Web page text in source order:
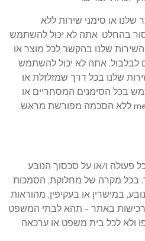
או סימני שירות ללא
בהחלט. אתה לא יכול להשתמש
שלנו בהקשר לכל מוצר או
לבלבול. אתה לא יכול להשתמש
שלנו בכל דרך שמזלזלת או
בכל הסימנים המסחריים או
פעולה ו/או על סכסוך הנובע
בכל מקרה של מחלוקת, הסמכות
במישרין או בעקיפין, מהוראות
באתר – תהא לבתי המשפט
ולא לכל בית משפט או ערכאה